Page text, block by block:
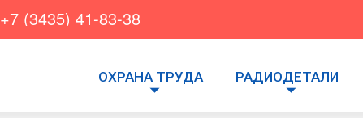
+7 (3435) 41-83-38
ОХРАНА ТРУДА РАДИОДЕТАЛИ